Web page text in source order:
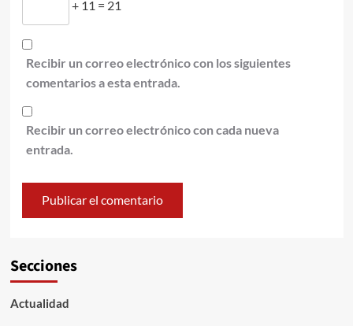
+ 11 = 21
Recibir un correo electrónico con los siguientes
comentarios a esta entrada.
Recibir un correo electrónico con cada nueva
entrada.
Secciones
Actualidad